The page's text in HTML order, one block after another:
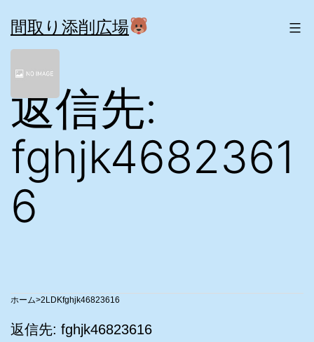
ン
テ
ン
間取り添削広場
返信先:
fghjk4682361
6
>2LDKfghjk46823616
返信先: fghjk46823616